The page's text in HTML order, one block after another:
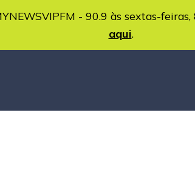
- 90.9 às sextas-
aqui.